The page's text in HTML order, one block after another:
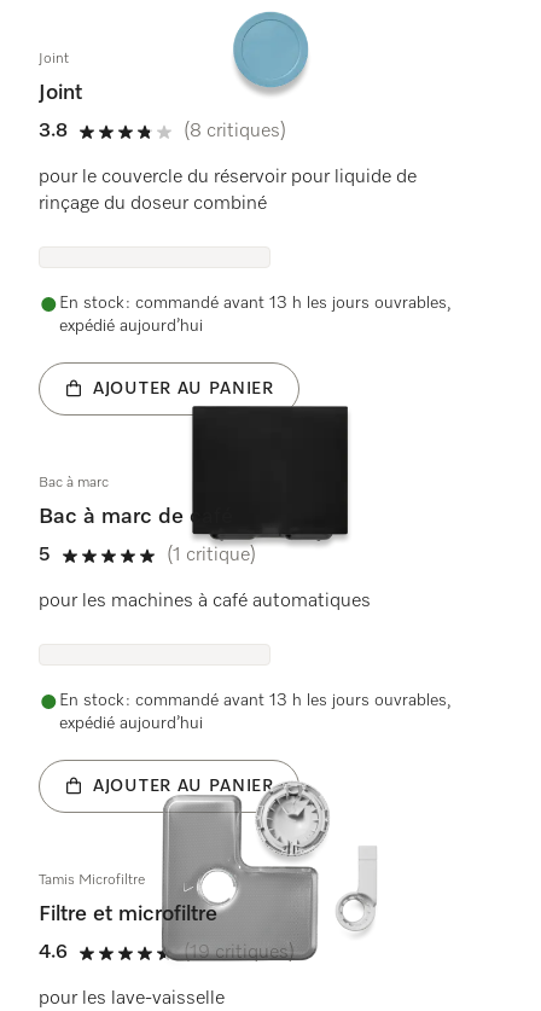
Joint
Joint
3.8
3.8 étoiles sur 5
(8 critiques)
pour le couvercle du réservoir pour liquide de
rinçage du doseur combiné
En stock : commandé avant 13 h les jours ouvrables,
expédié aujourd’hui
AJOUTER AU PANIER
Bac à marc
Bac à marc de café
5
5 étoiles sur 5
(1 critique)
pour les machines à café automatiques
En stock : commandé avant 13 h les jours ouvrables,
expédié aujourd’hui
AJOUTER AU PANIER
Tamis Microfiltre
Filtre et microfiltre
4.6
4.6 étoiles sur 5
(19 critiques)
pour les lave-vaisselle